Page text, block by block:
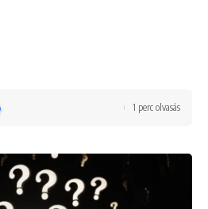
1 perc olvasás